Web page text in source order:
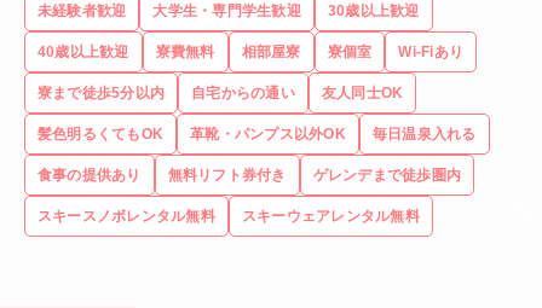
未経験者歓迎
大学生・専門学生歓迎 30歳以上歓迎
40歳以上歓迎 寮費無料 相部屋寮 寮個室 Wi-Fiあり
寮まで徒歩5分以内 自宅からの通い 友人同士OK
髪色明るくてもOK 革靴・パンプス以外OK 毎日温泉入れる
食事の提供あり 無料リフト券付き ゲレンデまで徒歩圏内
スキースノボレンタル無料 スキーウェアレンタル無料